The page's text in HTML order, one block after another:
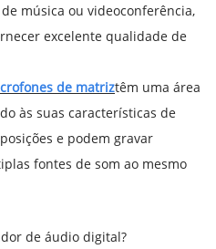
música ou videoconferência,
excelente qualidade de
de matriztêm uma área
às suas características de
e podem gravar
fontes de som ao mesmo
de áudio digital?